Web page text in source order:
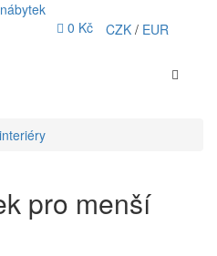
0 Kč CZK / EUR
pro menší